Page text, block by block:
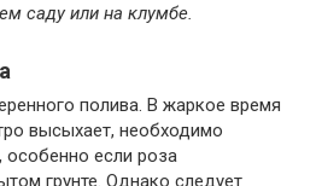
саду или на клумбе.
полива. В жаркое время
высыхает, необходимо
если роза
грунте. Однако следует